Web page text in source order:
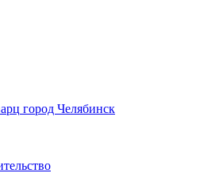
город Челябинск